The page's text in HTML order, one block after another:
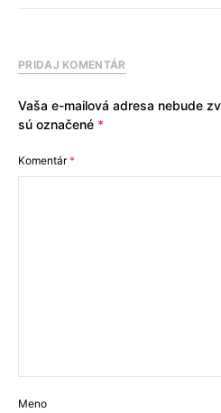
PRIDAJ KOMENTÁR
Vaša e-mailová adresa nebude
sú označené *
Komentár*
Meno